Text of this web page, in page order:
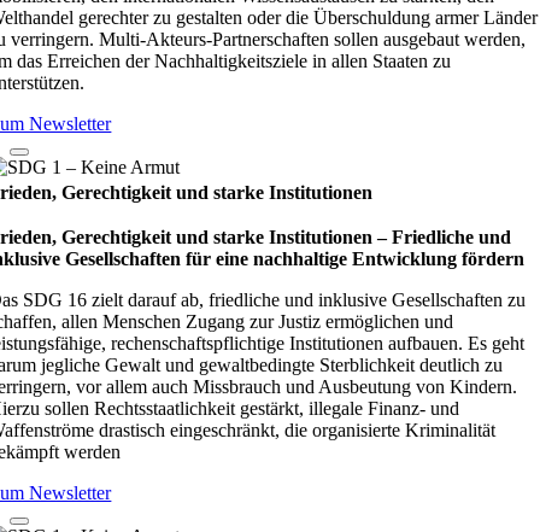
gerechter zu gestalten oder die Überschuldung armer Länder
verringern. Multi-Akteurs-Partnerschaften sollen ausgebaut werden,
das Erreichen der Nachhaltigkeitsziele in allen Staaten zu
Newsletter
Gerechtigkeit und starke Institutionen
Gerechtigkeit und starke Institutionen – Fried­li­che und
Gesell­schaf­ten für eine nach­hal­tige Ent­wick­lung för­dern
SDG 16 zielt darauf ab, friedliche und inklusive Gesellschaften zu
allen Menschen Zugang zur Justiz ermöglichen und
rechenschaftspflichtige Institutionen aufbauen. Es geht
jegliche Gewalt und gewaltbedingte Sterblichkeit deutlich zu
vor allem auch Missbrauch und Ausbeutung von Kindern.
sollen Rechtsstaatlichkeit gestärkt, illegale Finanz- und
drastisch eingeschränkt, die organisierte Kriminalität
werden
Newsletter